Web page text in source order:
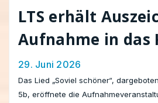
LTS erhält
Aufnahme in das
„Schule ohne
Schule mit
29. Juni 2026
Das Lied „Soviel schöner“,
5b, eröffnete die